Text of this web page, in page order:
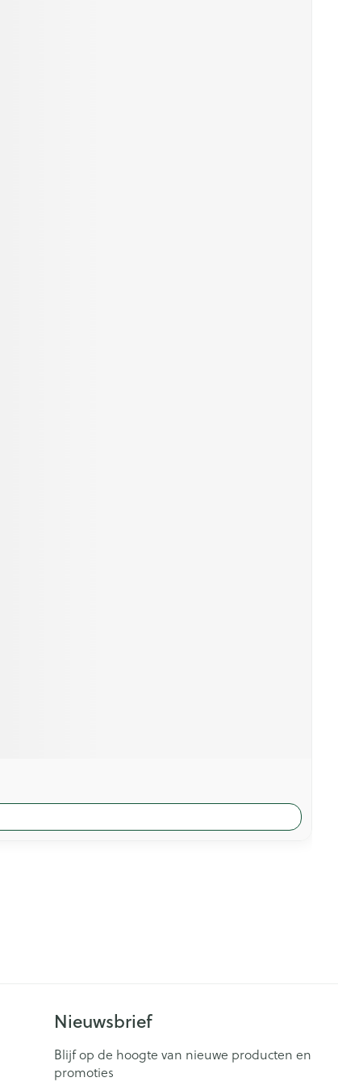
Nieuwsbrief
Blijf op de hoogte van nieuwe producten en
promoties